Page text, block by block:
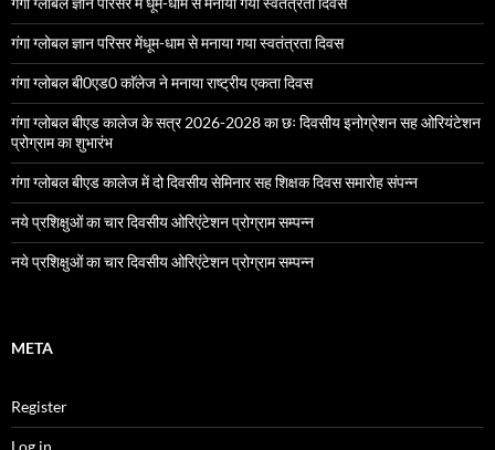
गंगा ग्लोबल ज्ञान परिसर मेंधूम-धाम से मनाया गया स्वतंत्रता दिवस
गंगा ग्लोबल बी0एड0 काॅलेज ने मनाया राष्ट्रीय एकता दिवस
गंगा ग्लोबल बीएड कालेज के सत्र 2026-2028 का छः दिवसीय इनोग्रेशन सह ओरियंटेशन
प्रोग्राम का शुभारंभ
गंगा ग्लोबल बीएड कालेज में दो दिवसीय सेमिनार सह शिक्षक दिवस समारोह संपन्न
नये प्रशिक्षुओं का चार दिवसीय ओरिएंटेशन प्रोग्राम सम्पन्न
नये प्रशिक्षुओं का चार दिवसीय ओरिएंटेशन प्रोग्राम सम्पन्न
META
Register